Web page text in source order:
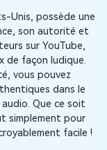
Unis, possède une
son autorité et
sur YouTube,
de façon ludique.
vous pouvez
dans le
Que ce soit
simplement pour
facile !